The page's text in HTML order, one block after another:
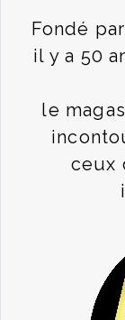
Fondé
il y a 50
le
ceux